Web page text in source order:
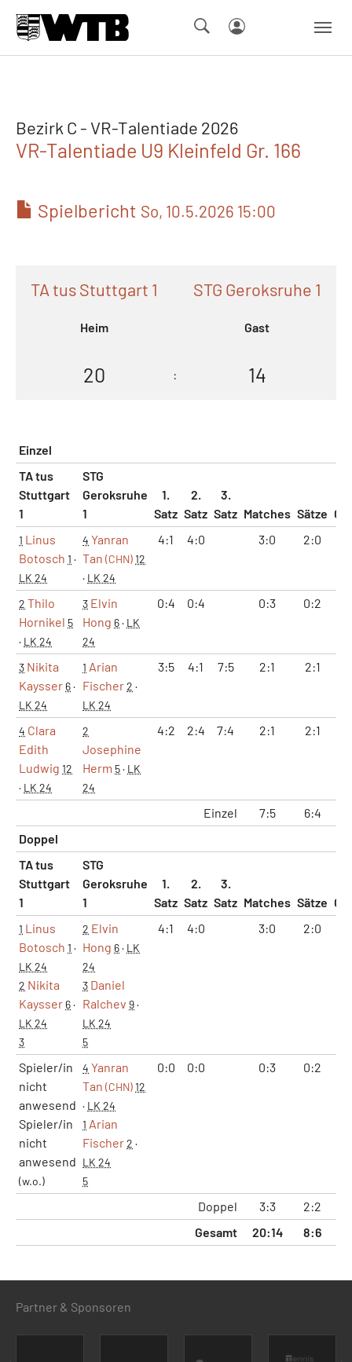
Bezirk C - VR-Talentiade 2026
VR-Talentiade U9 Kleinfeld Gr. 166
Spielbericht So, 10.5.2026 15:00
TA tus Stuttgart 1
Heim
STG Geroksruhe 1
Gast
20 : 14
Einzel
TA tus
Stuttgart
1
STG
Geroksruhe
1
1.
Satz
2.
Satz
3.
Satz Matches Sätze
1 Linus
Botosch 1 ·
LK 24
4 Yanran
Tan (CHN)12
· LK 24
4:1 4:0 3:0 2:0
2 Thilo
Hornikel 5
· LK 24
3 Elvin
Hong 6· LK
24
0:4 0:4 0:3 0:2
3 Nikita
Kaysser 6·
LK 24
1 Arian
Fischer2 ·
LK 24
3:5 4:1 7:5 2:1 2:1
4 Clara
Edith
Ludwig 12
· LK 24
2
Josephine
Herm 5· LK
24
4:2 2:4 7:4 2:1 2:1
Einzel 7:5 6:4
Doppel
TA tus
Stuttgart
1
STG
Geroksruhe
1
1.
Satz
2.
Satz
3.
Satz Matches Sätze
1 Linus
Botosch 1 ·
LK 24
2 Nikita
Kaysser 6·
LK 24
3
2 Elvin
Hong 6· LK
24
3 Daniel
Ralchev 9·
LK 24
5
4:1 4:0 3:0 2:0
Spieler/in
nicht
anwesend
Spieler/in
nicht
anwesend
(w.o.)
4 Yanran
Tan (CHN)12
· LK 24
1 Arian
Fischer2 ·
LK 24
5
0:0 0:0 0:3 0:2
Doppel 3:3 2:2
Gesamt
20:14 8:6
Partner & Sponsoren